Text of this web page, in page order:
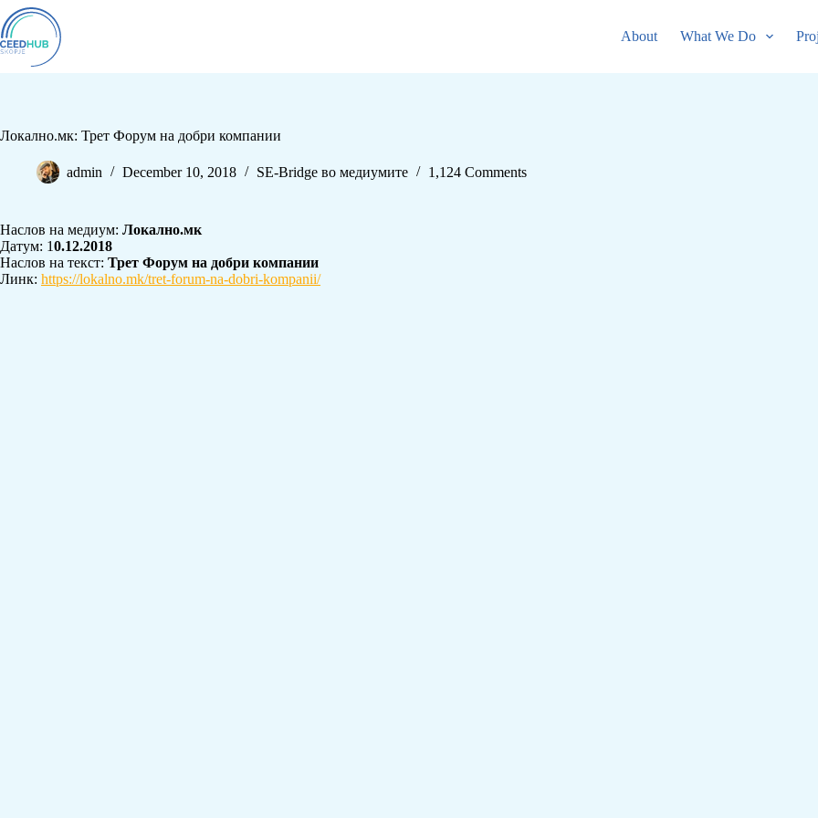
About What We Do
Локално.мк: Трет Форум на добри компании
admin December 10, 2018 SE-Bridge во медиумите 1,124 Comments
Наслов на медиум: Локално.мк
Датум: 10.12.2018
Наслов на текст: Трет Форум на добри компании
Линк: https://lokalno.mk/tret-forum-na-dobri-kompanii/